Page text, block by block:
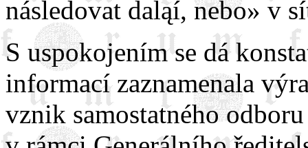
následovat daląí, nebo» v
S uspokojením se dá
informací zaznamenala
vznik samostatného